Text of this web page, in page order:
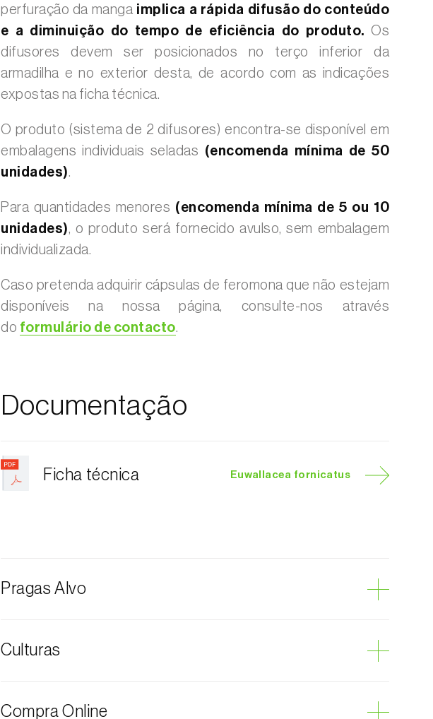
perfuração da manga implica a rápida difusão do conteúdo
e a diminuição do tempo de eficiência do produto. Os
difusores devem ser posicionados no terço inferior da
armadilha e no exterior desta, de acordo com as indicações
expostas na ficha técnica.
O produto (sistema de 2 difusores) encontra-se disponível em
embalagens individuais seladas (encomenda mínima de 50
unidades).
Para quantidades menores (encomenda mínima de 5 ou 10
unidades), o produto será fornecido avulso, sem embalagem
individualizada.
Caso pretenda adquirir cápsulas de feromona que não estejam
disponíveis na nossa página, consulte-nos através
do formulário de contacto.
Documentação
Ficha técnica Euwallacea fornicatus
Pragas Alvo
Culturas
Compra Online